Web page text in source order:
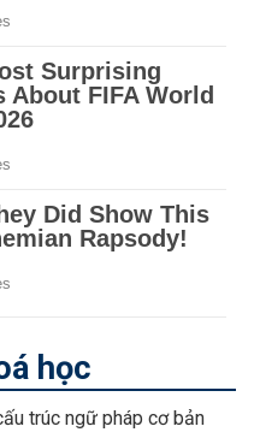
học
trúc ngữ pháp cơ bản